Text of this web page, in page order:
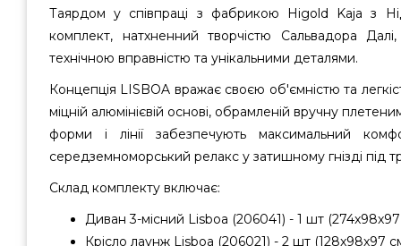
Таярдом у співпраці з фабрикою Higold Kaja з
комплект, натхненний творчістю Сальвадора
технічною вправністю та унікальними деталями.
Концепція LISBOA вражає своєю об'ємністю та
міцній алюмінієвій основі, обрамленій вручну
форми і лінії забезпечують максимальний
середземноморський релакс у затишному гнізді під
Склад комплекту включає:
Диван 3-місний Lisboa (206041) - 1 шт
Крісло лаунж Lisboa (206021) - 2 шт (128x98x97